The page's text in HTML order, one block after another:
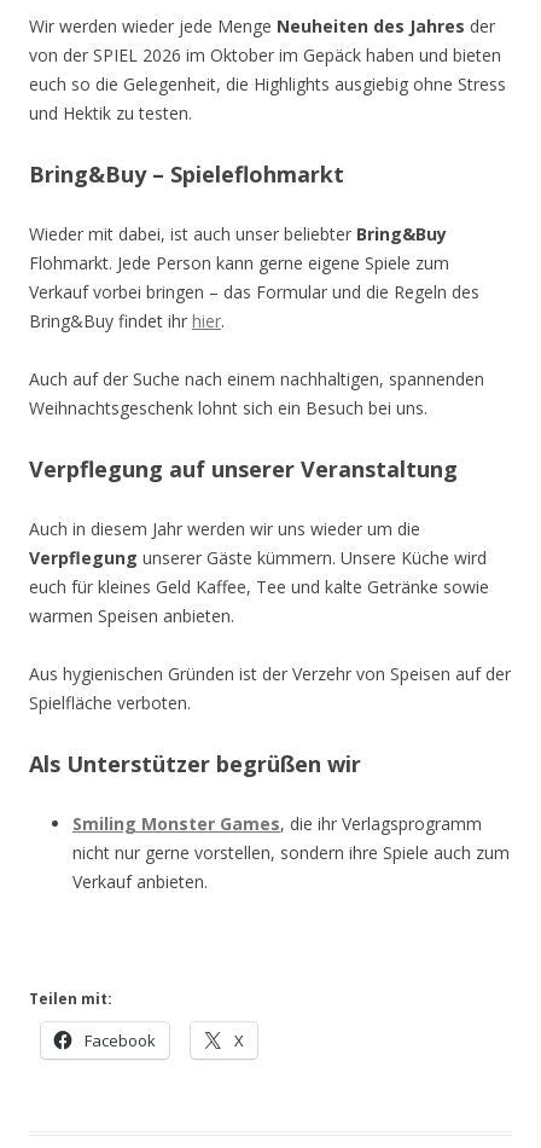
Wir werden wieder jede Menge Neuheiten des Jahres der
von der SPIEL 2026 im Oktober im Gepäck haben und bieten
euch so die Gelegenheit, die Highlights ausgiebig ohne Stress
und Hektik zu testen.
Bring&Buy – Spieleflohmarkt
Wieder mit dabei, ist auch unser beliebter Bring&Buy
Flohmarkt. Jede Person kann gerne eigene Spiele zum
Verkauf vorbei bringen – das Formular und die Regeln des
Bring&Buy findet ihr hier.
Auch auf der Suche nach einem nachhaltigen, spannenden
Weihnachtsgeschenk lohnt sich ein Besuch bei uns.
Verpflegung auf unserer Veranstaltung
Auch in diesem Jahr werden wir uns wieder um die
Verpflegung unserer Gäste kümmern. Unsere Küche wird
euch für kleines Geld Kaffee, Tee und kalte Getränke sowie
warmen Speisen anbieten.
Aus hygienischen Gründen ist der Verzehr von Speisen auf der
Spielfläche verboten.
Als Unterstützer begrüßen wir
Smiling Monster Games, die ihr Verlagsprogramm
nicht nur gerne vorstellen, sondern ihre Spiele auch zum
Verkauf anbieten.
Teilen mit:
Facebook X